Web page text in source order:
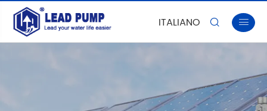
ITALIANO  